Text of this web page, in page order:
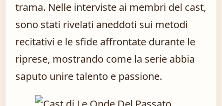
trama. Nelle interviste ai membri del cast,
sono stati rivelati aneddoti sui metodi
recitativi e le sfide affrontate durante le
riprese, mostrando come la serie abbia
saputo unire talento e passione.